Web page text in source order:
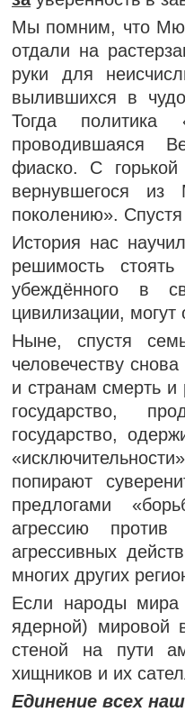
Мы помним, что
отдали на
руки для
вылившихся в
Тогда политика
проводившаяся
фиаско. С
вернувшегося
поколению».
История нас
решимость
убеждённого в
цивилизации, могут
Ныне, спустя
человечеству
и странам смерть
государство,
государство,
попирают
предлогами
агрессию
агрессивных
многих других
Если народы мира
ядерной) мировой
стеной на пути
хищников и их
Единение всех